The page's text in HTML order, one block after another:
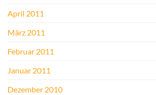
April 2011
März 2011
Februar 2011
Januar 2011
Dezember 2010